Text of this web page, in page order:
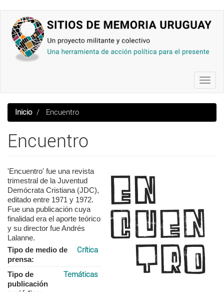
contenido
principal
Inicio Encuentro
Encuentro
'Encuentro' fue una revista
trimestral de la Juventud
Demócrata Cristiana (JDC),
editado entre 1971 y 1972.
Fue una publicación cuya
finalidad era el aporte teórico
y su director fue Andrés
Lalanne.
Tipo de medio de
prensa
Crítica
Tipo de
publicación
Temáticas